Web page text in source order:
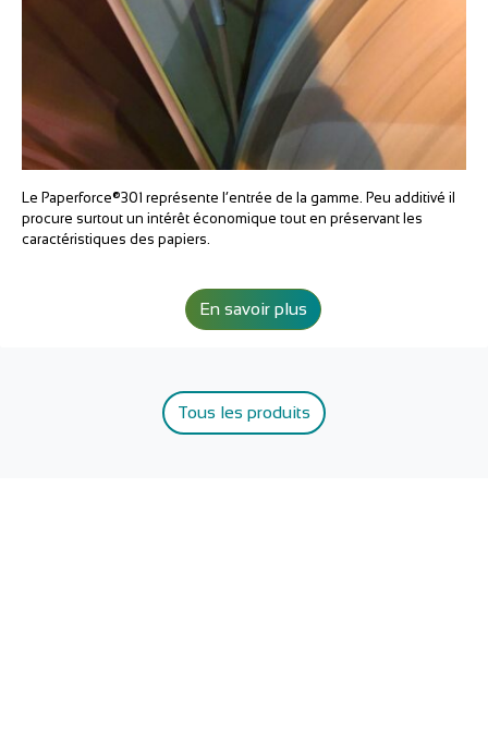
Le Paperforce®301 représente l’entrée de la gamme. Peu additivé il
procure surtout un intérêt économique tout en préservant les
caractéristiques des papiers.
En savoir plus
Tous les produits